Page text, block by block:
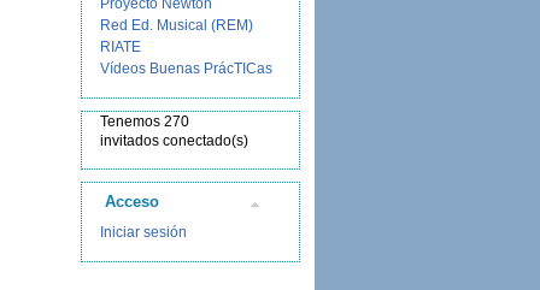
Proyecto Newton
Red Ed. Musical (REM)
RIATE
Vídeos Buenas PrácTICas
Tenemos 270
invitados conectado(s)
Acceso
Iniciar sesión